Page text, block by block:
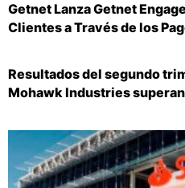
Getnet Lanza Getnet
Clientes a Través de los
Resultados del segundo
Mohawk Industries